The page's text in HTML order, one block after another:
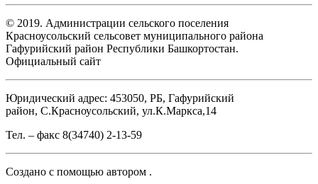
© 2019. Администрации сельского поселения
Красноусольский сельсовет муниципального района
Гафурийский район Республики Башкортостан.
Официальный сайт
Юридический адрес: 453050, РБ, Гафурийский
район, С.Красноусольский, ул.К.Маркса,14
Тел. – факс 8(34740) 2-13-59
Создано с помощью автором .